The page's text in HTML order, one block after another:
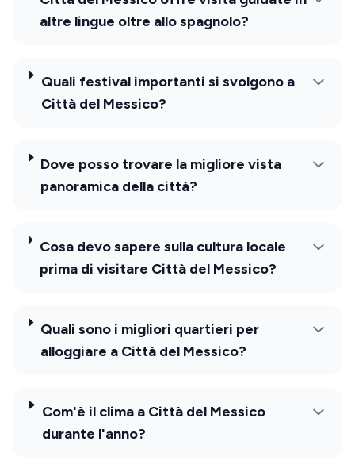
altre lingue oltre allo spagnolo?
Quali festival importanti si svolgono a
Città del Messico?
Dove posso trovare la migliore vista
panoramica della città?
Cosa devo sapere sulla cultura locale
prima di visitare Città del Messico?
Quali sono i migliori quartieri per
alloggiare a Città del Messico?
Com'è il clima a Città del Messico
durante l'anno?